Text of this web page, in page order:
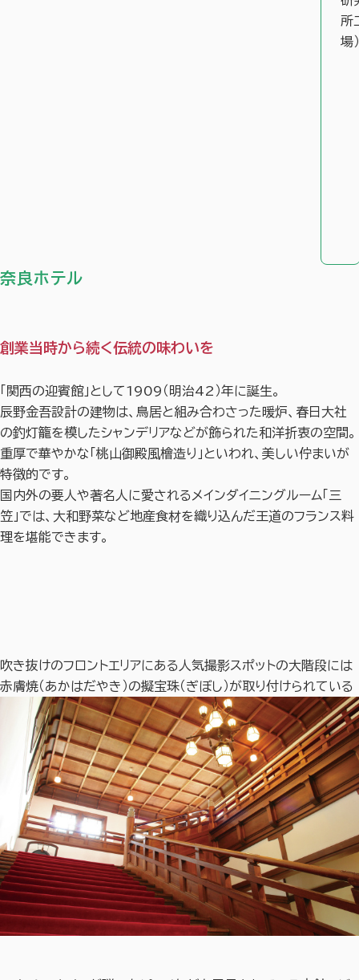
所
場）
奈良ホテル
創業当時から続く伝統の味わいを
「関西の迎賓館」として1909（明治42）年に誕生。
辰野金吾設計の建物は、鳥居と組み合わさった暖炉、 春日大社
の釣灯籠を模したシャンデリアなどが飾られた和洋折衷の空間。
重厚で華やかな「桃山御殿風檜造り」といわれ、美しい佇まいが
特徴的です。
国内外の要人や著名人に愛されるメインダイニングルーム「三
笠」では、 大和野菜など地産食材を織り込んだ王道のフランス料
理を堪能できます。
吹き抜けのフロントエリアにある人気撮影スポットの大階段には
赤膚焼（あかはだやき）の擬宝珠（ぎぼし）が取り付けられている